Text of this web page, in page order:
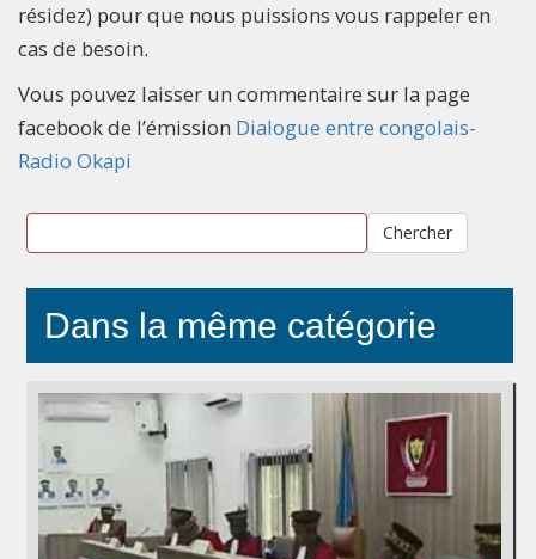
résidez) pour que nous puissions vous rappeler en
cas de besoin.
Vous pouvez laisser un commentaire sur la page
facebook de l’émission Dialogue entre congolais-
Radio Okapi
Chercher
Dans la même catégorie